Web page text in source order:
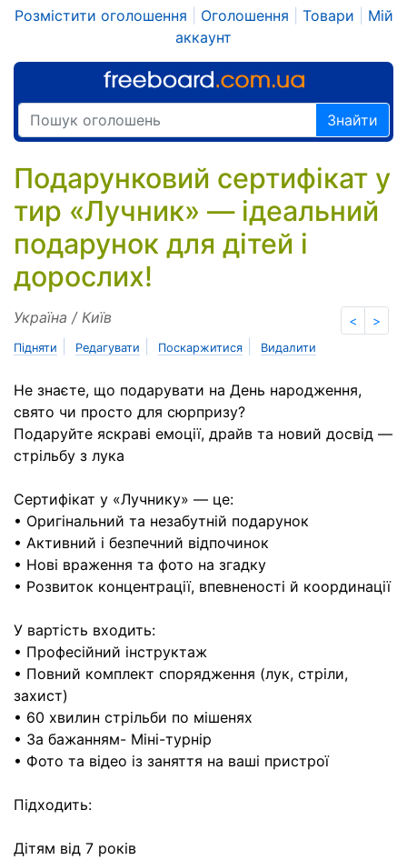
Розмістити оголошення Оголошення Товари
Мій
аккаунт
Знайти
Подарунковий сертифікат у
тир «Лучник» — ідеальний
подарунок для дітей і
дорослих!
< >
Україна / Київ
Підняти Редагувати Поскаржитися Видалити
Не знаєте, що подарувати на День народження,
свято чи просто для сюрпризу?
Подаруйте яскраві емоції, драйв та новий досвід —
стрільбу з лука
Сертифікат у «Лучнику» — це:
• Оригінальний та незабутній подарунок
• Активний і безпечний відпочинок
• Нові враження та фото на згадку
• Розвиток концентрації, впевненості й координації
У вартість входить:
• Професійний інструктаж
• Повний комплект спорядження (лук, стріли,
захист)
• 60 хвилин стрільби по мішенях
• За бажанням- Міні-турнір
• Фото та відео із заняття на ваші пристрої
Підходить:
Дітям від 7 років